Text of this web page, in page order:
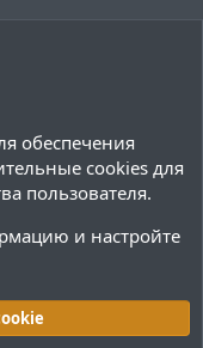
обеспечения
cookies для
пользователя.
и настройте